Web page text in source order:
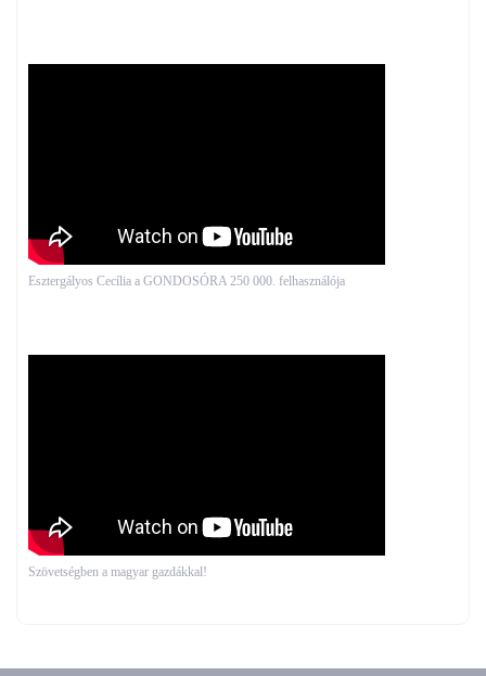
Esztergályos Cecília a GONDOSÓRA 250 000. felhasználója
Szövetségben a magyar gazdákkal!